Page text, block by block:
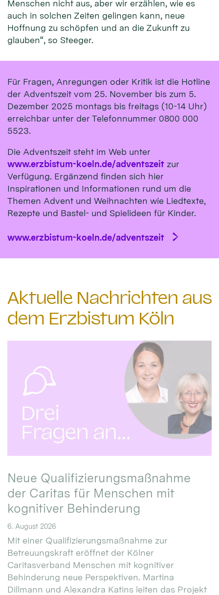
Menschen nicht aus, aber wir erzählen, wie es
auch in solchen Zeiten gelingen kann, neue
Hoffnung zu schöpfen und an die Zukunft zu
glauben“, so Steeger.
Für Fragen, Anregungen oder Kritik ist die Hotline
der Adventszeit vom 25. November bis zum 5.
Dezember 2025 montags bis freitags (10-14 Uhr)
erreichbar unter der Telefonnummer 0800 000
5523.
Die Adventszeit steht im Web unter
www.erzbistum-koeln.de/adventszeit zur
Verfügung. Ergänzend finden sich hier
Inspirationen und Informationen rund um die
Themen Advent und Weihnachten wie Liedtexte,
Rezepte und Bastel- und Spielideen für Kinder.
www.erzbistum-koeln.de/adventszeit
Aktuelle Nachrichten aus
dem Erzbistum Köln
Neue Qualifizierungsmaßnahme
der Caritas für Menschen mit
kognitiver Behinderung
6. August 2026
Mit einer Qualifizierungsmaßnahme zur
Betreuungskraft eröffnet der Kölner
Caritasverband Menschen mit kognitiver
Behinderung neue Perspektiven. Martina
Dillmann und Alexandra Katins leiten das Projekt